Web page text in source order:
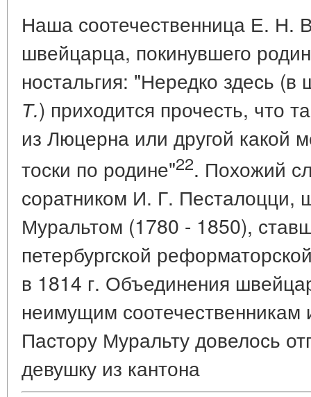
Наша соотечественница Е. Н.
швейцарца, покинувшего
ностальгия: "Нередко здесь (в
Т.) приходится прочесть, что
из Люцерна или другой какой
тоски по родине"22. Похожий
соратником И. Г.
Муральтом (1780 - 1850),
петербургской
в 1814 г. Объединения
неимущим
Пастору Муральту довелось
девушку из кантона